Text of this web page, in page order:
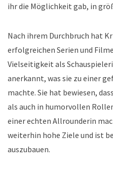
ihr die Möglichkeit gab, in
Nach ihrem Durchbruch hat
erfolgreichen Serien und
Vielseitigkeit als
anerkannt, was sie zu einer
machte. Sie hat bewiesen,
als auch in humorvollen
einer echten Allrounderin
weiterhin hohe Ziele und ist
auszubauen.